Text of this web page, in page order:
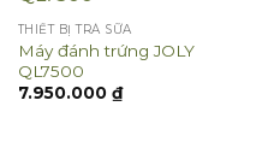
THIẾT BỊ TRÀ SỮA
Máy đánh trứng JOLY
QL7500
7.950.000 ₫